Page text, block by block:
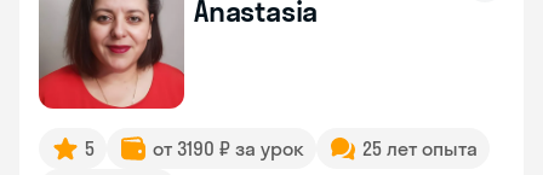
Anastasia
5 от 3190 ₽ за урок
25 лет опыта